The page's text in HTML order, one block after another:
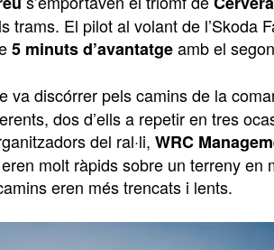
trams. El pilot al volant de l’Skoda
5 minutsd’avantatgeamb el
va discórrer pels camins de la
dos d’ells a repetir en tres
del ral·li, WRC
molt ràpids sobre un terreny
eren més trencats i lents.